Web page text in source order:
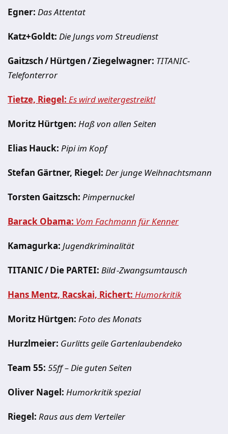
Egner: Das Attentat
Katz+Goldt: Die Jungs vom Streudienst
Gaitzsch / Hürtgen / Ziegelwagner: TITANIC-
Telefonterror
Tietze, Riegel: Es wird weitergestreikt!
Moritz Hürtgen: Haß von allen Seiten
Elias Hauck: Pipi im Kopf
Stefan Gärtner, Riegel: Der junge Weihnachtsmann
Torsten Gaitzsch: Pimpernuckel
Barack Obama: Vom Fachmann für Kenner
Kamagurka: Jugendkriminalität
TITANIC / Die PARTEI: Bild -Zwangsumtausch
Hans Mentz, Racskai, Richert: Humorkritik
Moritz Hürtgen: Foto des Monats
Hurzlmeier: Gurlitts geile Gartenlaubendeko
Team 55: 55ff – Die guten Seiten
Oliver Nagel: Humorkritik spezial
Riegel: Raus aus dem Verteiler